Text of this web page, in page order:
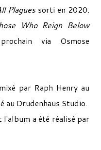
Plaguessorti en 2020.
Who Reign Below
via Osmose
par Raph Henry au
au Drudenhaus Studio.
a été réalisé par